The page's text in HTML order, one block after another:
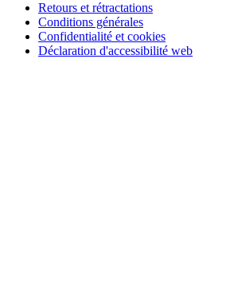
Retours et rétractations
Conditions générales
Confidentialité et cookies
Déclaration d'accessibilité web